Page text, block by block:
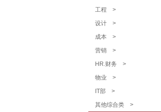
工程 >
设计 >
成本 >
营销 >
HR.财务 >
物业 >
IT部 >
其他综合类 >